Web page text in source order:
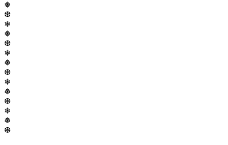
❅
❆
❄
❅
❆
❄
❅
❆
❄
❅
❆
❄
❅
❆